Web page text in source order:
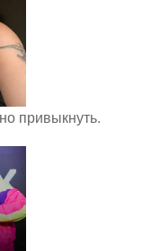
привыкнуть.